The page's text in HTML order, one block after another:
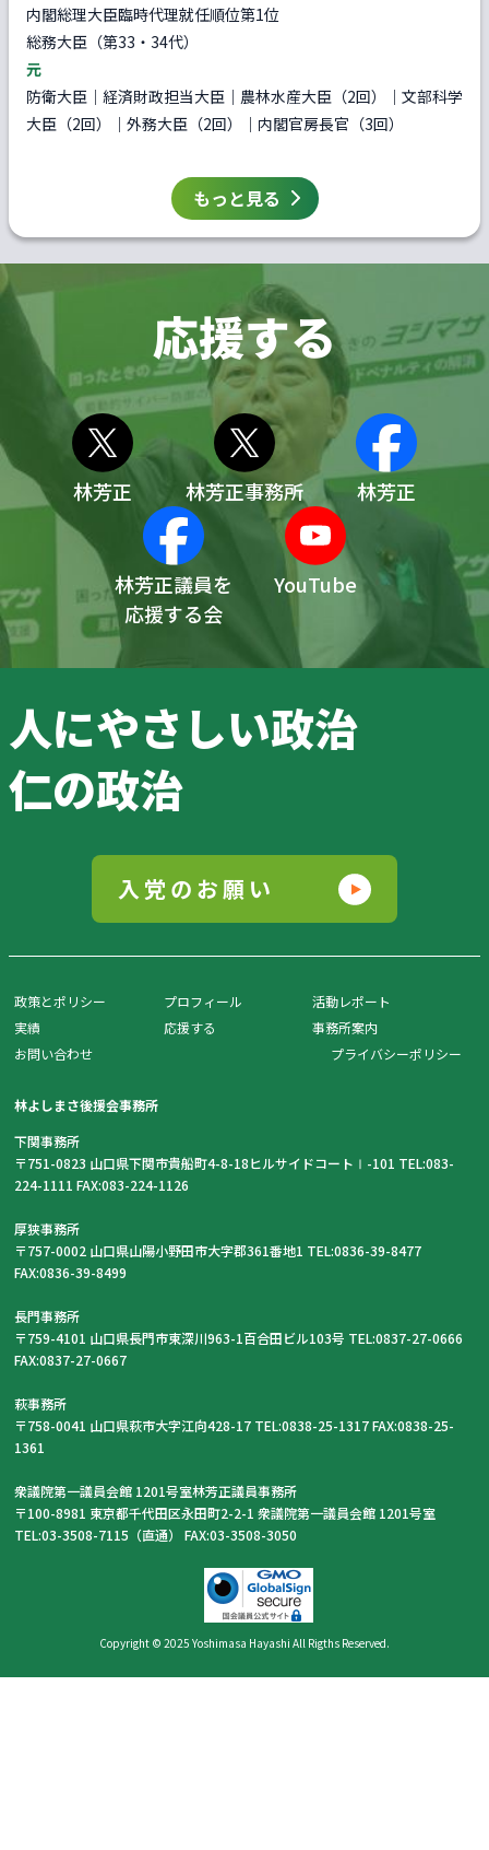
内閣総理大臣臨時代理就任順位第1位
総務大臣（第33・34代）
元
防衛大臣｜経済財政担当大臣｜農林水産大臣（2回）｜文部科学
大臣（2回）｜外務大臣（2回）｜内閣官房長官（3回）
もっと見る
応援する
林芳正 林芳正事務所 林芳正
林芳正議員を
応援する会
YouTube
人にやさしい政治
仁の政治
入党のお願い
政策とポリシー プロフィール
活動レポート
実績
応援する
事務所案内
お問い合わせ
プライバシーポリシー
Copyright © 2025 Yoshimasa Hayashi All Rigths Reserved.
林よしまさ後援会事務所
下関事務所
〒751-0823 山口県下関市貴船町4-8-18ヒルサイドコートⅠ-101 TEL:083-
224-1111 FAX:083-224-1126
厚狭事務所
〒757-0002 山口県山陽小野田市大字郡361番地1 TEL:0836-39-8477
FAX:0836-39-8499
長門事務所
〒759-4101 山口県長門市東深川963-1百合田ビル103号 TEL:0837-27-0666
FAX:0837-27-0667
萩事務所
〒758-0041 山口県萩市大字江向428-17 TEL:0838-25-1317 FAX:0838-25-
1361
衆議院第一議員会館 1201号室林芳正議員事務所
〒100-8981 東京都千代田区永田町2-2-1 衆議院第一議員会館 1201号室
TEL:03-3508-7115（直通） FAX:03-3508-3050